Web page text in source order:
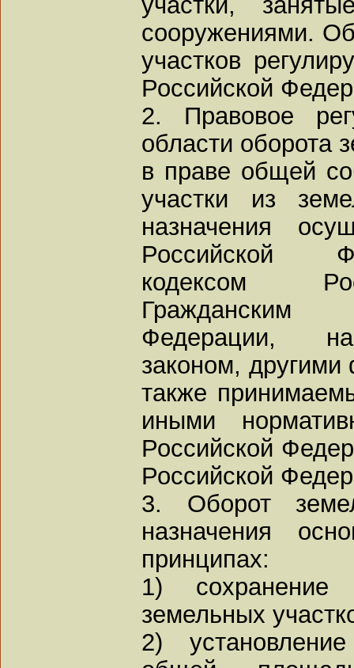
сооружениями.
участков
Российской
2. Правовое
области оборота
в праве общей
участки из
назначения
Российской
кодексом
Гражданским
Федерации,
законом,
также
иными
Российской
Российской
3. Оборот
назначения
принципах:
1) сохранение
земельных
2)